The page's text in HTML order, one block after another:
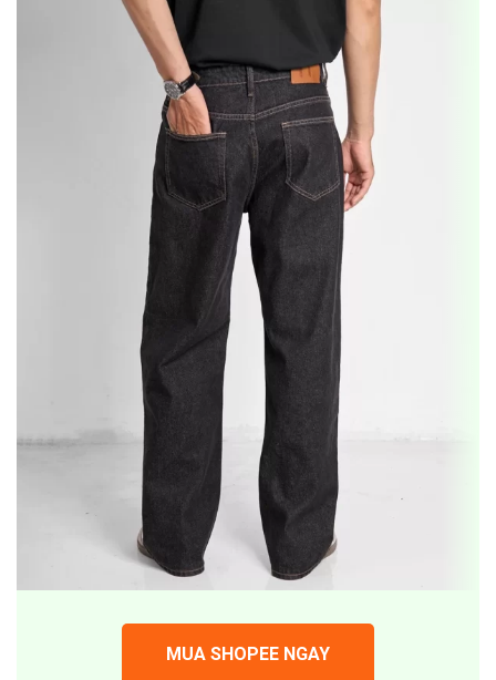
MUA SHOPEE NGAY